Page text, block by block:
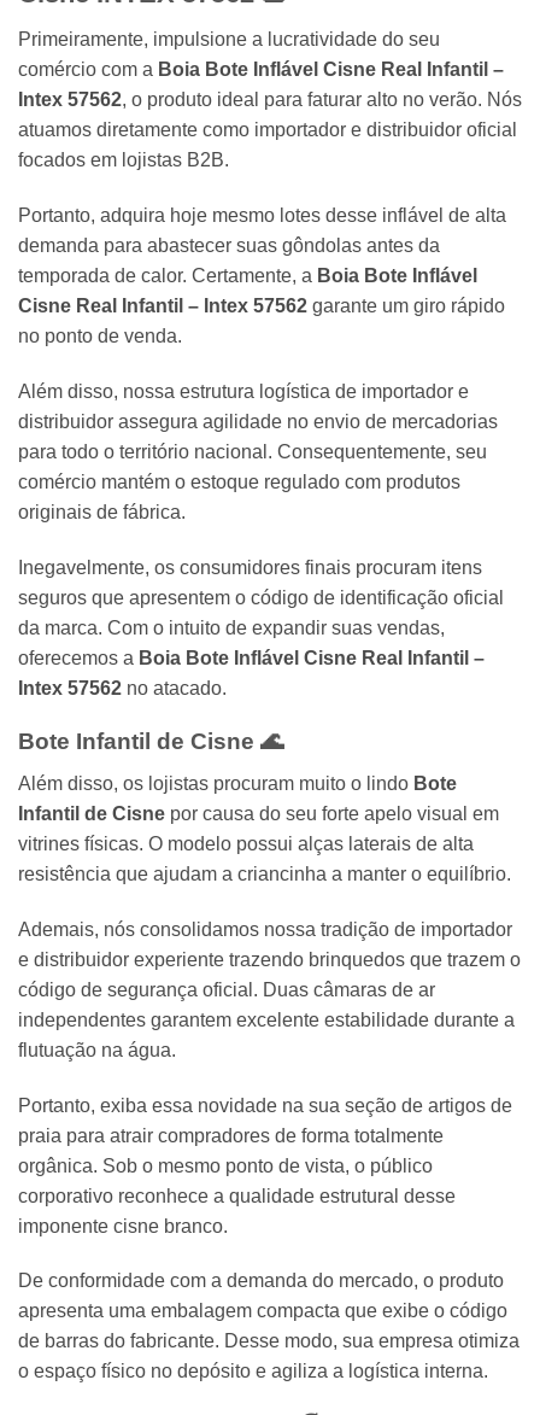
Primeiramente, impulsione a lucratividade do seu
comércio com a Boia Bote Inflável Cisne Real Infantil –
Intex 57562, o produto ideal para faturar alto no verão. Nós
atuamos diretamente como importador e distribuidor oficial
focados em lojistas B2B.
Portanto, adquira hoje mesmo lotes desse inflável de alta
demanda para abastecer suas gôndolas antes da
temporada de calor. Certamente, a Boia Bote Inflável
Cisne Real Infantil – Intex 57562 garante um giro rápido
no ponto de venda.
Além disso, nossa estrutura logística de importador e
distribuidor assegura agilidade no envio de mercadorias
para todo o território nacional. Consequentemente, seu
comércio mantém o estoque regulado com produtos
originais de fábrica.
Inegavelmente, os consumidores finais procuram itens
seguros que apresentem o código de identificação oficial
da marca. Com o intuito de expandir suas vendas,
oferecemos a Boia Bote Inflável Cisne Real Infantil –
Intex 57562 no atacado.
Bote Infantil de Cisne 🌊
Além disso, os lojistas procuram muito o lindo Bote
Infantil de Cisne por causa do seu forte apelo visual em
vitrines físicas. O modelo possui alças laterais de alta
resistência que ajudam a criancinha a manter o equilíbrio.
Ademais, nós consolidamos nossa tradição de importador
e distribuidor experiente trazendo brinquedos que trazem o
código de segurança oficial. Duas câmaras de ar
independentes garantem excelente estabilidade durante a
flutuação na água.
Portanto, exiba essa novidade na sua seção de artigos de
praia para atrair compradores de forma totalmente
orgânica. Sob o mesmo ponto de vista, o público
corporativo reconhece a qualidade estrutural desse
imponente cisne branco.
De conformidade com a demanda do mercado, o produto
apresenta uma embalagem compacta que exibe o código
de barras do fabricante. Desse modo, sua empresa otimiza
o espaço físico no depósito e agiliza a logística interna.